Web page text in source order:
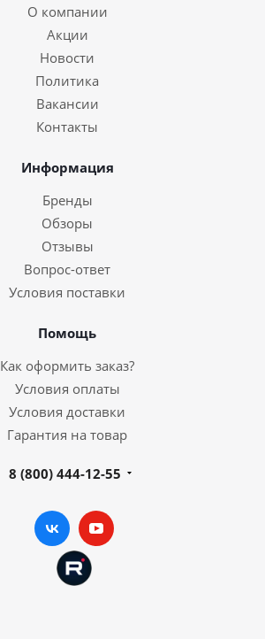
О компании
Акции
Новости
Политика
Вакансии
Контакты
Информация
Бренды
Обзоры
Отзывы
Вопрос-ответ
Условия поставки
Помощь
Как оформить заказ?
Условия оплаты
Условия доставки
Гарантия на товар
8 (800) 444-12-55